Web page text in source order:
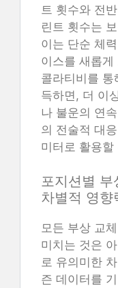
트 횟수와 전
린트 횟수는
이는 단순 체
이스를 새롭
콜라티비를 통
득하면, 더 이
나 불운의 연
의 전술적 대
미터로 활용할
포지션별 부
차별적 영향
모든 부상 교
미치는 것은
로 유의미한
즌 데이터를